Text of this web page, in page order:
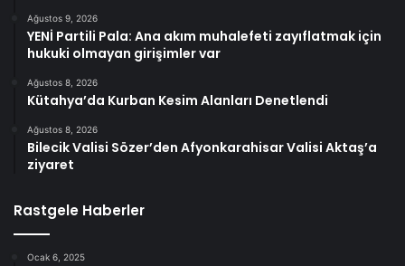
Ağustos 9, 2026
YENİ Partili Pala: Ana akım muhalefeti zayıflatmak için
hukuki olmayan girişimler var
Ağustos 8, 2026
Kütahya’da Kurban Kesim Alanları Denetlendi
Ağustos 8, 2026
Bilecik Valisi Sözer’den Afyonkarahisar Valisi Aktaş’a
ziyaret
Rastgele Haberler
Ocak 6, 2025